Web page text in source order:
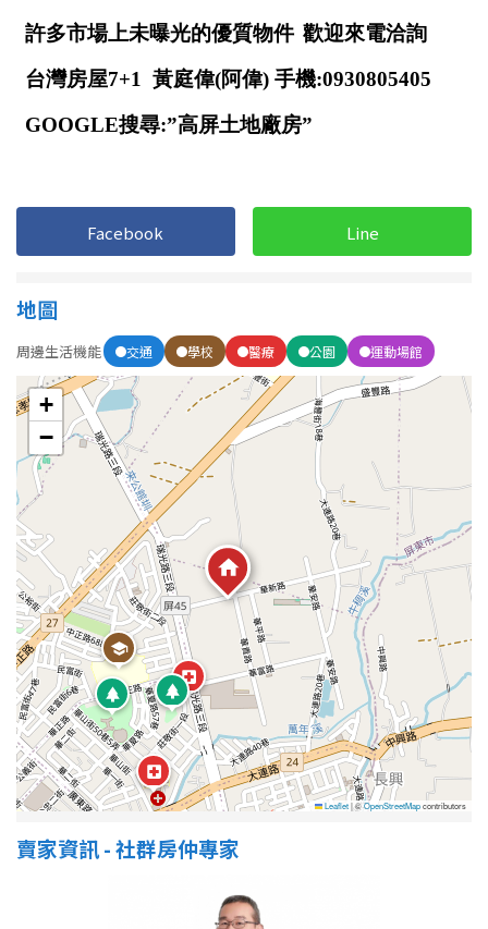
金門連江
1樓 2樓
3樓 4樓
~ 樓
不拘
1房
2房
5房以上
屋齡
不拘
5 年以下
5-10 年 10-20 年
20-30 年 30-40 年
40 年以上
Facebook Line
地圖
周邊生活機能 交通 學校 醫療 公園 運動場館
+
−
Leaflet|©OpenStreetMapcontributors
賣家資訊 - 社群房仲專家